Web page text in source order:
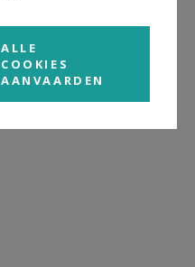
ALLE
COOKIES
AANVAARDEN